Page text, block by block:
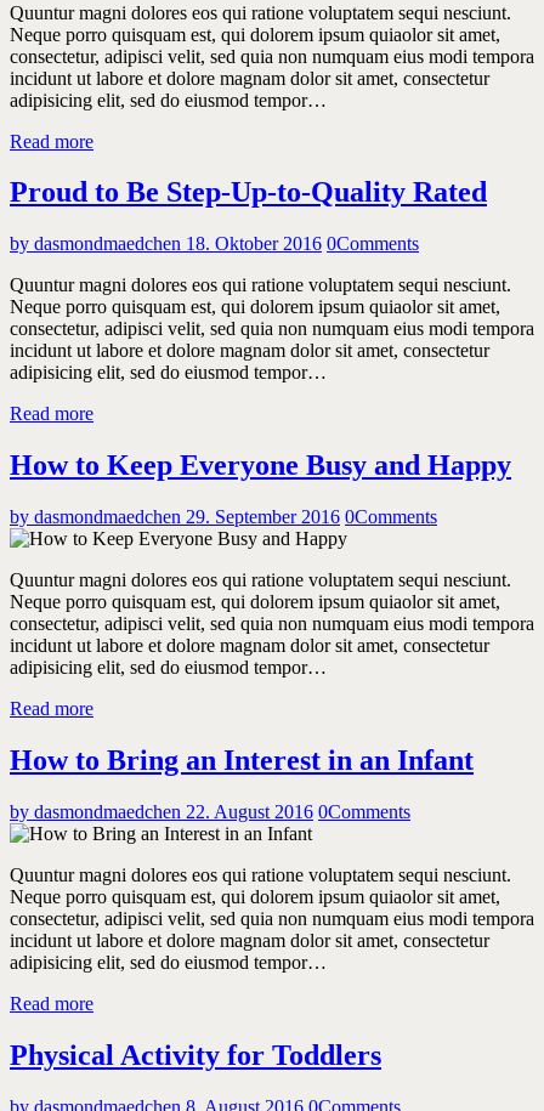
Quuntur magni dolores eos qui ratione voluptatem sequi nesciunt.
Neque porro quisquam est, qui dolorem ipsum quiaolor sit amet,
consectetur, adipisci velit, sed quia non numquam eius modi tempora
incidunt ut labore et dolore magnam dolor sit amet, consectetur
adipisicing elit, sed do eiusmod tempor…
Read more
Proud to Be Step-Up-to-Quality Rated
by dasmondmaedchen 18. Oktober 2016 0Comments
Quuntur magni dolores eos qui ratione voluptatem sequi nesciunt.
Neque porro quisquam est, qui dolorem ipsum quiaolor sit amet,
consectetur, adipisci velit, sed quia non numquam eius modi tempora
incidunt ut labore et dolore magnam dolor sit amet, consectetur
adipisicing elit, sed do eiusmod tempor…
Read more
How to Keep Everyone Busy and Happy
by dasmondmaedchen 29. September 2016 0Comments
Quuntur magni dolores eos qui ratione voluptatem sequi nesciunt.
Neque porro quisquam est, qui dolorem ipsum quiaolor sit amet,
consectetur, adipisci velit, sed quia non numquam eius modi tempora
incidunt ut labore et dolore magnam dolor sit amet, consectetur
adipisicing elit, sed do eiusmod tempor…
Read more
How to Bring an Interest in an Infant
by dasmondmaedchen 22. August 2016 0Comments
Quuntur magni dolores eos qui ratione voluptatem sequi nesciunt.
Neque porro quisquam est, qui dolorem ipsum quiaolor sit amet,
consectetur, adipisci velit, sed quia non numquam eius modi tempora
incidunt ut labore et dolore magnam dolor sit amet, consectetur
adipisicing elit, sed do eiusmod tempor…
Read more
Physical Activity for Toddlers
by dasmondmaedchen 8. August 2016 0Comments